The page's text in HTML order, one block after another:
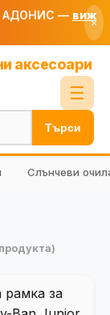
АДОНИС — виж
×
аксесоари
☰
Търси
Слънчеви